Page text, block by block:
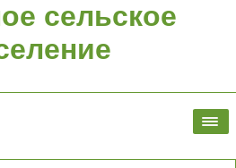
сельское